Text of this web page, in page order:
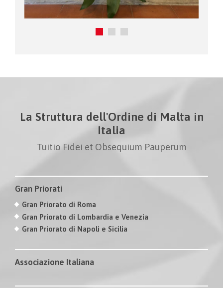
La Struttura dell'Ordine di Malta in
Italia
Tuitio Fidei et Obsequium Pauperum
Gran Priorati
Gran Priorato di Roma
Gran Priorato di Lombardia e Venezia
Gran Priorato di Napoli e Sicilia
Associazione Italiana